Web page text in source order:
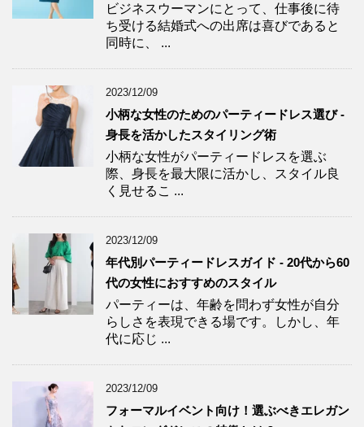
ビジネスウーマンにとって、仕事後に待
ち受ける結婚式への出席は喜びであると
同時に、 ...
2023/12/09
小柄な女性のためのパーティードレス選び -
身長を活かしたスタイリング術
小柄な女性がパーティードレスを選ぶ
際、身長を最大限に活かし、スタイル良
く見せるこ ...
2023/12/09
年代別パーティードレスガイド - 20代から60
代の女性におすすめのスタイル
パーティーは、年齢を問わず女性が自分
らしさを表現できる場です。しかし、年
代に応じ ...
2023/12/09
フォーマルイベント向け！選ぶべきエレガン